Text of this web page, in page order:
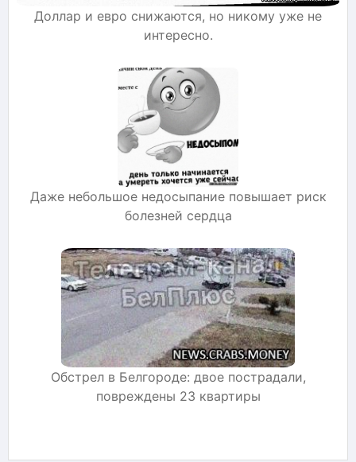
Доллар и евро снижаются, но никому уже не
интересно.
Даже небольшое недосыпание повышает риск
болезней сердца
Обстрел в Белгороде: двое пострадали,
повреждены 23 квартиры